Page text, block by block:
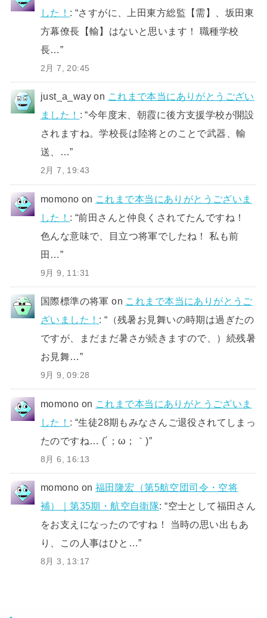
した！ : “さすがに、上田東方総監【需】、坂田東
方幕僚長【輸】はないと思います！ 職種学校
長…”
2月 7, 20:45
just_a_way on これまで本当にありがとうござい
ました！ : “今年度末、朝霞に後方支援学校が開設
されますね。学校長は陸将とのことで武器、輸
送、…”
2月 7, 19:43
momono on これまで本当にありがとうございま
した！ : “前田さんと仲良くされてたんですね！
色んな意味で、目立つ将軍でしたね！ 私も前
田…”
9月 9, 11:31
国際標準の将軍 on これまで本当にありがとうご
ざいました！ : “ （残暑お見舞いの時期は過ぎたの
ですが、まだまだ暑さが続きますので、）続残暑
お見舞…”
9月 9, 09:28
momono on これまで本当にありがとうございま
した！ : “生徒28期もみなさんご退役されてしまっ
たのですね… (´；ω；｀)”
8月 6, 16:13
momono on福田隆宏（第5航空団司令・空将
補）｜第35期・航空自衛隊: “空士として福田さん
をお支えになったのですね！ 当時の思い出もあ
り、この人事はひと…”
8月 3, 13:17